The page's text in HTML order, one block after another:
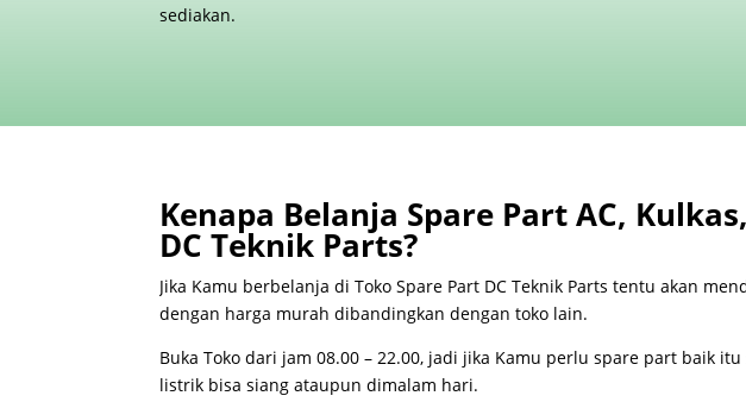
sediakan.
Kenapa Belanja Spare Part AC,
DC Teknik Parts?
Jika Kamu berbelanja di Toko Spare Part DC Teknik Parts tentu akan
dengan harga murah dibandingkan dengan toko lain.
Buka Toko dari jam 08.00 – 22.00, jadi jika Kamu perlu spare part baik
listrik bisa siang ataupun dimalam hari.